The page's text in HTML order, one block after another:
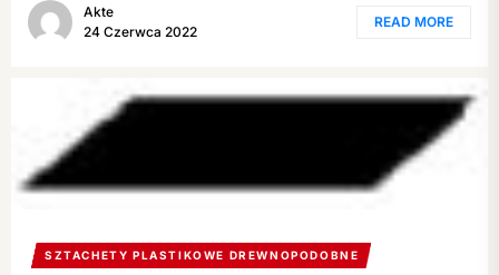
Akte
24 Czerwca 2022
READ MORE
SZTACHETY PLASTIKOWE DREWNOPODOBNE